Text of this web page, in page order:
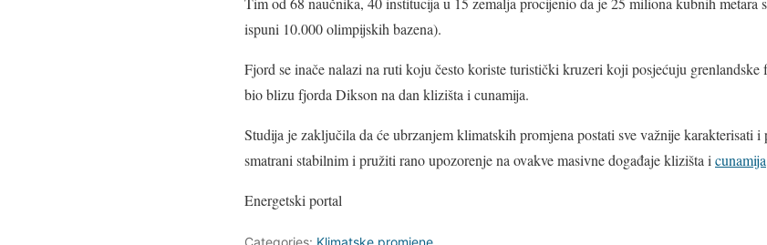
ispuni 10.000 olimpijskih bazena).
Fjord se inače nalazi na ruti koju često koriste turistički kruzeri koji posjećuju grenlandske
bio blizu fjorda Dikson na dan klizišta i cunamija.
Studija je zaključila da će ubrzanjem klimatskih promjena postati sve važnije karakterisati
smatrani stabilnim i pružiti rano upozorenje na ovakve masivne događaje klizišta i cunamija
Energetski portal
Categories: Klimatske promjene